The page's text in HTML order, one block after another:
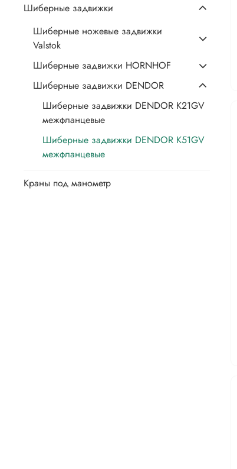
Шиберные задвижки
Шиберные ножевые задвижки
Valstok
Шиберные задвижки HORNHOF
Шиберные задвижки DENDOR
Шиберные задвижки DENDOR K21GV
межфланцевые
Шиберные задвижки DENDOR K51GV
межфланцевые
Краны под манометр